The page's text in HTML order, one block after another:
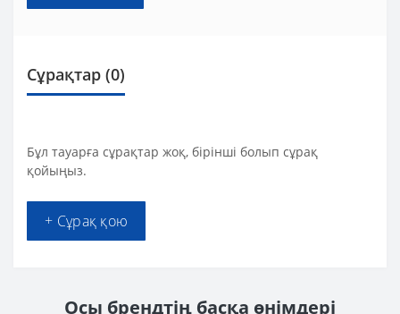
Сұрақтар (0)
Бұл тауарға сұрақтар жоқ, бірінші болып сұрақ
қойыңыз.
+ Сұрақ қою
Осы брендтің басқа өнімдері